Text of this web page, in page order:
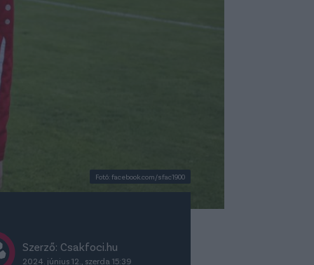
Fotó: facebook.com/sfac1900
Szerző: Csakfoci.hu
2024. június 12., szerda 15:39